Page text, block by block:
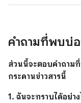
คำถามที่พบบ่
ส่วนนี้จะตอบคำถาม
กระดานข่าวสารนี้
1. ฉันจะทราบได้อย่า